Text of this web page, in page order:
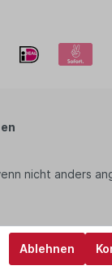
nicht anders
Ablehnen